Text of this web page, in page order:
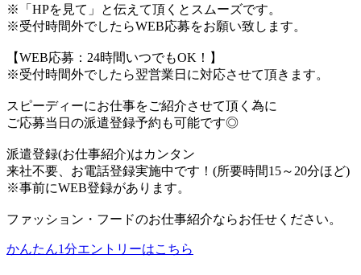
※「HPを見て」と伝えて頂くとスムーズです。
※受付時間外でしたらWEB応募をお願い致します。
【WEB応募：24時間いつでもOK！】
※受付時間外でしたら翌営業日に対応させて頂きます。
スピーディーにお仕事をご紹介させて頂く為に
ご応募当日の派遣登録予約も可能です◎
派遣登録(お仕事紹介)はカンタン
来社不要、お電話登録実施中です！(所要時間15～20分ほど)
※事前にWEB登録があります。
ファッション・フードのお仕事紹介ならお任せください。
かんたん1分エントリーはこちら